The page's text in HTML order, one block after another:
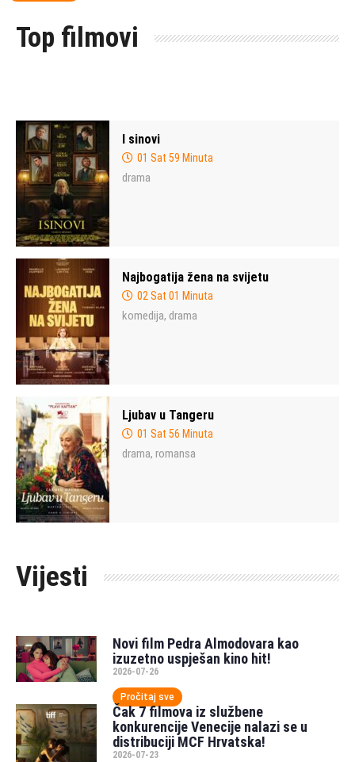
Top filmovi
I sinovi
01 Sat 59 Minuta
drama
Najbogatija žena na svijetu
02 Sat 01 Minuta
komedija, drama
Ljubav u Tangeru
01 Sat 56 Minuta
drama, romansa
Vijesti
Novi film Pedra Almodovara kao
izuzetno uspješan kino hit!
2026-07-26
Pročitaj sve
Čak 7 filmova iz službene
konkurencije Venecije nalazi se u
distribuciji MCF Hrvatska!
2026-07-23